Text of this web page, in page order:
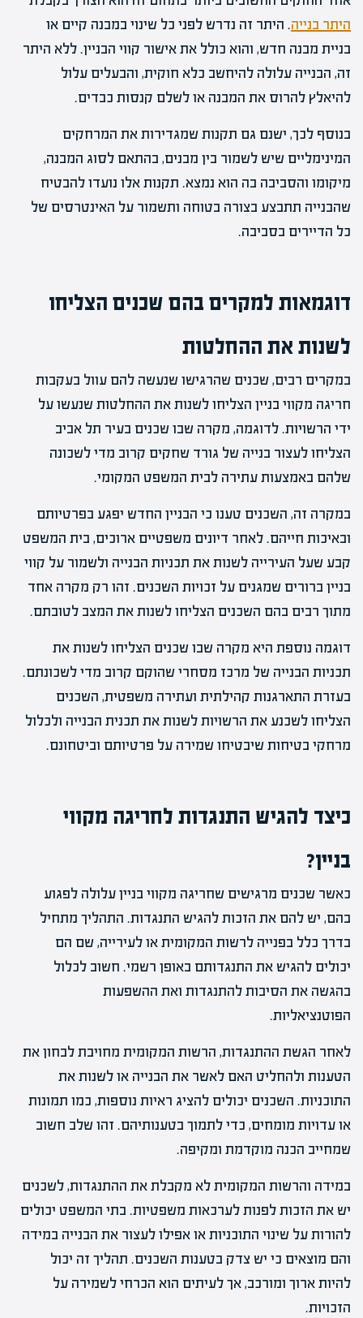
היתר בנייה. היתר זה נדרש לפני כל שינוי במבנה קיים או
בניית מבנה חדש, והוא כולל את אישור קווי הבניין. ללא היתר
זה, הבנייה עלולה להיחשב כלא חוקית, והבעלים עלול
להיאלץ להרוס את המבנה או לשלם קנסות כבדים.
בנוסף לכך, ישנם גם תקנות שמגדירות את המרחקים
המינימליים שיש לשמור בין מבנים, בהתאם לסוג המבנה,
מיקומו והסביבה בה הוא נמצא. תקנות אלו נועדו להבטיח
שהבנייה תתבצע בצורה בטוחה ותשמור על האינטרסים של
כל הדיירים בסביבה.
דוגמאות למקרים בהם שכנים הצליחו
לשנות את ההחלטות
במקרים רבים, שכנים שהרגישו שנעשה להם עוול בעקבות
חריגה מקווי בניין הצליחו לשנות את ההחלטות שנעשו על
ידי הרשויות. לדוגמה, מקרה שבו שכנים בעיר תל אביב
הצליחו לעצור בנייה של גורד שחקים קרוב מדי לשכונה
שלהם באמצעות עתירה לבית המשפט המקומי.
במקרה זה, השכנים טענו כי הבניין החדש יפגע בפרטיותם
ובאיכות חייהם. לאחר דיונים משפטיים ארוכים, בית המשפט
קבע שעל העירייה לשנות את תכניות הבנייה ולשמור על קווי
בניין ברורים שמגנים על זכויות השכנים. זהו רק מקרה אחד
מתוך רבים בהם השכנים הצליחו לשנות את המצב לטובתם.
דוגמה נוספת היא מקרה שבו שכנים הצליחו לשנות את
תכניות הבנייה של מרכז מסחרי שהוקם קרוב מדי לשכונתם.
בעזרת התארגנות קהילתית ועתירה משפטית, השכנים
הצליחו לשכנע את הרשויות לשנות את תכנית הבנייה ולכלול
מרחקי בטיחות שיבטיחו שמירה על פרטיותם וביטחונם.
כיצד להגיש התנגדות לחריגה מקווי
בניין?
כאשר שכנים מרגישים שחריגה מקווי בניין עלולה לפגוע
בהם, יש להם את הזכות להגיש התנגדות. התהליך מתחיל
בדרך כלל בפנייה לרשות המקומית או לעירייה, שם הם
יכולים להגיש את התנגדותם באופן רשמי. חשוב לכלול
בהגשה את הסיבות להתנגדות ואת ההשפעות
הפוטנציאליות.
לאחר הגשת ההתנגדות, הרשות המקומית מחויבת לבחון את
הטענות ולהחליט האם לאשר את הבנייה או לשנות את
התוכניות. השכנים יכולים להציג ראיות נוספות, כמו תמונות
או עדויות מומחים, כדי לתמוך בטענותיהם. זהו שלב חשוב
שמחייב הכנה מוקדמת ומקיפה.
במידה והרשות המקומית לא מקבלת את ההתנגדות, לשכנים
יש את הזכות לפנות לערכאות משפטיות. בתי המשפט יכולים
להורות על שינוי התוכניות או אפילו לעצור את הבנייה במידה
והם מוצאים כי יש צדק בטענות השכנים. תהליך זה יכול
להיות ארוך ומורכב, אך לעיתים הוא הכרחי לשמירה על
הזכויות.